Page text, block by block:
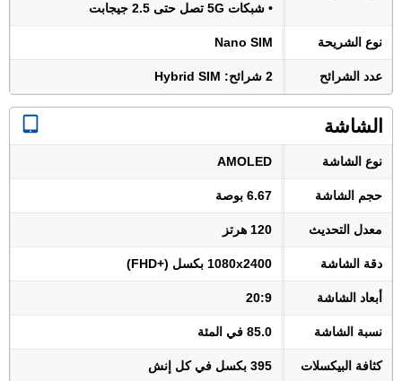
• شبكات 5G تصل حتى 2.5 جيجابت
نوع الشريحة Nano SIM
عدد الشرائح 2 شرائح: Hybrid SIM
الشاشة
نوع الشاشة AMOLED
حجم الشاشة 6.67 بوصة
معدل التحديث 120 هرتز
دقة الشاشة 1080x2400 بكسل (+FHD)
أبعاد الشاشة 20:9
نسبة الشاشة 85.0 في المئة
كثافة البيكسلات 395 بكسل في كل إنش